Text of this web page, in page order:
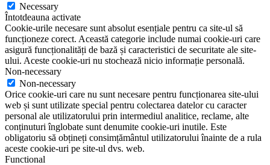
Necessary
Întotdeauna activate
Cookie-urile necesare sunt absolut esențiale pentru ca site-ul să
funcționeze corect. Această categorie include numai cookie-uri care
asigură funcționalități de bază și caracteristici de securitate ale site-
ului. Aceste cookie-uri nu stochează nicio informație personală.
Non-necessary
Non-necessary
Orice cookie-uri care nu sunt necesare pentru funcționarea site-ului
web și sunt utilizate special pentru colectarea datelor cu caracter
personal ale utilizatorului prin intermediul analitice, reclame, alte
conținuturi înglobate sunt denumite cookie-uri inutile. Este
obligatoriu să obțineți consimțământul utilizatorului înainte de a rula
aceste cookie-uri pe site-ul dvs. web.
Functional